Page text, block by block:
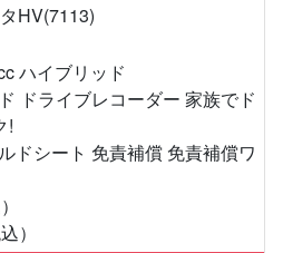
HV(7113)
ハイブリッド
ドライブレコーダー 家族でド
!
ドシート 免責補償 免責補償ワ
）